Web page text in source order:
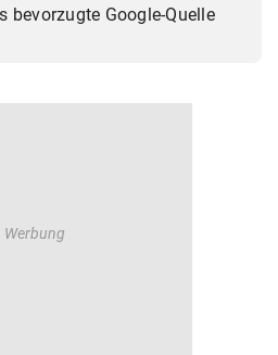
bevorzugte Google-Quelle